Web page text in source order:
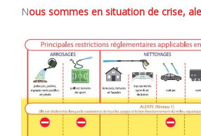
Nous sommes en situation de crise,